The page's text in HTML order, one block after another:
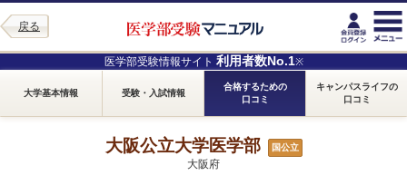
戻る
医学部受験情報サイト 利用者数No.1※
大学基本情報 受験・入試情報
合格するための
口コミ
キャンパスライフの
口コミ
大阪公立大学医学部 国公立
大阪府